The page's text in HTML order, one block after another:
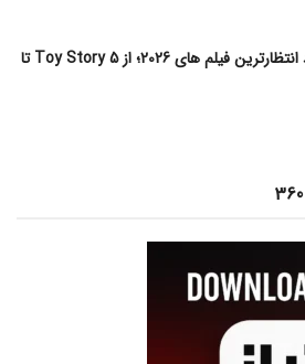
لیست مورد انتظارترین فیلم های 2026؛ از Toy Story 5 تا